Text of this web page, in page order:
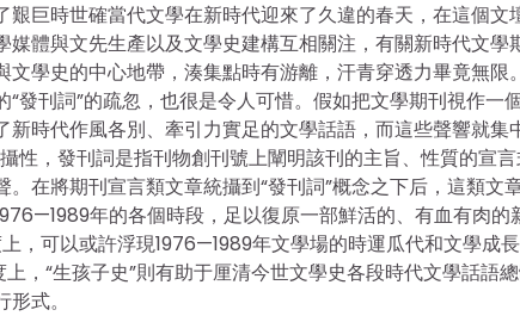
艱巨時世確當代文學在新時代迎來了久違的春天，在這個
媒體與文先生產以及文學史建構互相關注，有關新時代文
文學史的中心地帶，湊集點時有游離，汗青穿透力畢竟無
發刊詞”的疏忽，也很是令人可惜。假如把文學期刊視作一
新時代作風各別、牽引力實足的文學話語，而這些聲響就集
性，發刊詞是指刊物創刊號上闡明該刊的主旨、性質的宣
在將期刊宣言類文章統攝到“發刊詞”概念之下后，這類文
年的各個時段，足以復原一部鮮活的、有血有肉的
上，可以或許浮現1976—1989年文學場的時運瓜代和文學成
上，“生孩子史”則有助于厘清今世文學史各段時代文學話語
式。